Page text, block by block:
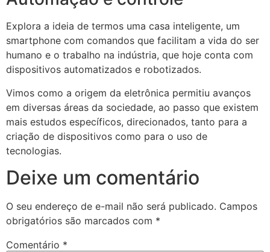
Explora a ideia de termos uma casa inteligente, um
smartphone com comandos que facilitam a vida do ser
humano e o trabalho na indústria, que hoje conta com
dispositivos automatizados e robotizados.
Vimos como a origem da eletrônica permitiu avanços
em diversas áreas da sociedade, ao passo que existem
mais estudos específicos, direcionados, tanto para a
criação de dispositivos como para o uso de
tecnologias.
Deixe um comentário
O seu endereço de e-mail não será publicado. Campos
obrigatórios são marcados com *
Comentário *